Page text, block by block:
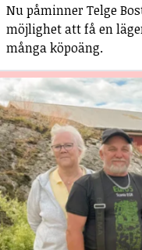
Nu påminner Telge
möjlighet att få en
många köpoäng.